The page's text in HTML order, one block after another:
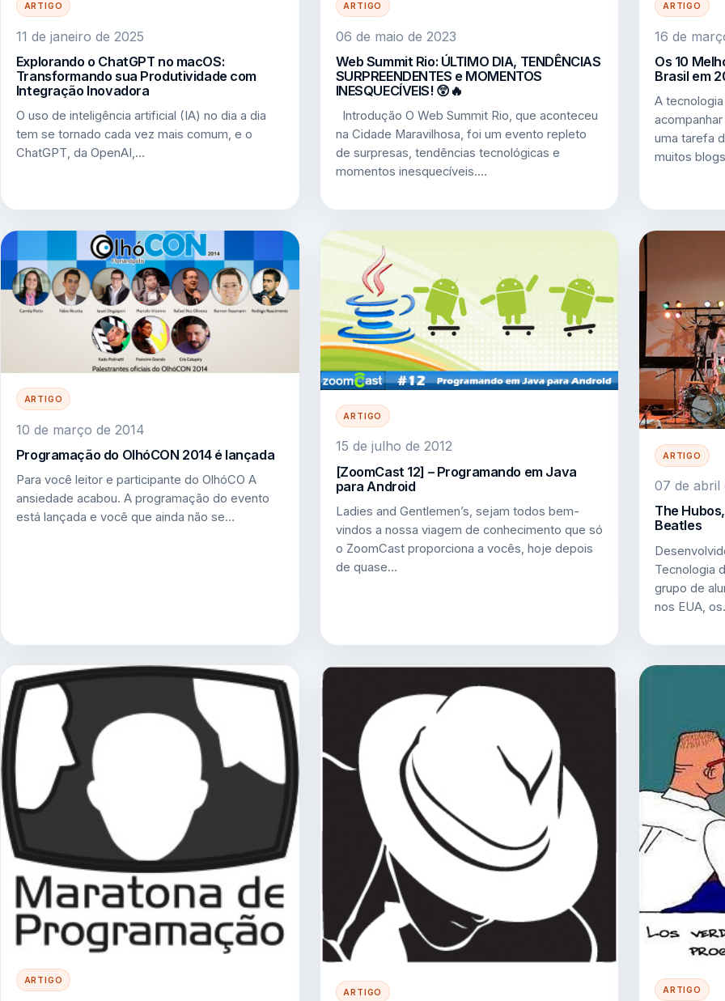
ARTIGO
11 de janeiro de 2025
Explorando o ChatGPT no macOS:
Transformando sua Produtividade com
Integração Inovadora
O uso de inteligência artificial (IA) no dia a dia
tem se tornado cada vez mais comum, e o
ChatGPT, da OpenAI,…
ARTIGO
06 de maio de 2023
Web Summit Rio: ÚLTIMO DIA, TENDÊNCIAS
SURPREENDENTES e MOMENTOS
INESQUECÍVEIS! 😲🔥
Introdução O Web Summit Rio, que aconteceu
na Cidade Maravilhosa, foi um evento repleto
de surpresas, tendências tecnológicas e
momentos inesquecíveis.…
ARTIGO
16 de
Os 10
Brasil em
A
uma tarefa
muitos
ARTIGO
10 de março de 2014
Programação do OlhóCON 2014 é lançada
Para você leitor e participante do OlhóCO A
ansiedade acabou. A programação do evento
está lançada e você que ainda não se…
ARTIGO
15 de julho de 2012
[ZoomCast 12] – Programando em Java
para Android
Ladies and Gentlemen’s, sejam todos bem-
vindos a nossa viagem de conhecimento que só
o ZoomCast proporciona a vocês, hoje depois
de quase…
ARTIGO
07 de abril
The
Beatles
Tecnologia
grupo de
nos EUA,
ARTIGO
ARTIGO ARTIGO